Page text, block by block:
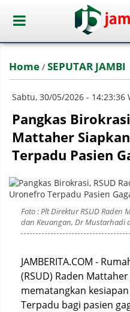
Home / SEPUTAR JAMBI
Sabtu, 30/05/2026 - 14:23:36
Pangkas
Mattaher
Terpadu Pasien
Foto : Plt Direktur RSUD
dan Keuangan, Dr Mustarhadi
JAMBERITA.COM -
(RSUD) Raden
mematangkan
Terpadu bagi pasien